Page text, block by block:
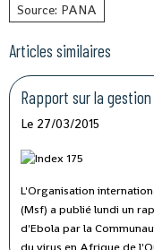
Source: PANA
Articles similaires
Rapport sur la
Le 27/03/2015
L'Organisation
(Msf) a publié lundi un
d'Ebola par la
du virus en Afrique de